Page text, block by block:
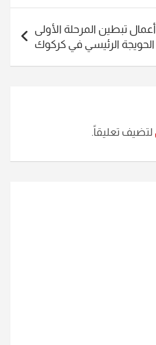
تنجز 55% من أعمال تبطين المرحلة الأولى
الرئيسي في كركوك
لتضيف تعليقاً.